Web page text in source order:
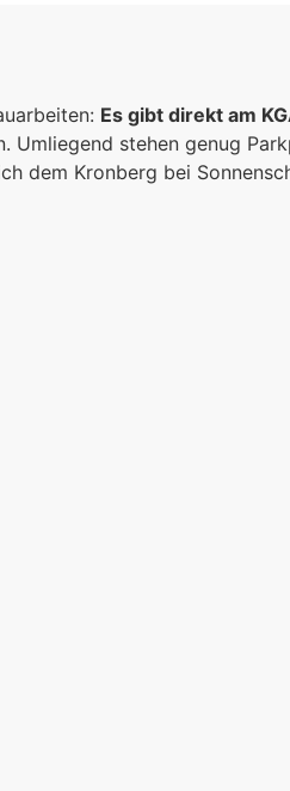
Es gibt direkt am
Umliegend stehen genug
dem Kronberg bei